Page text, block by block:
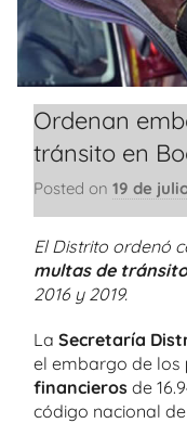
Ordenan
tránsito en
Posted on 19 de
El Distrito ordenó
multas de
2016 y 2019.
La Secretaría
el embargo de los
financieros de
código nacional